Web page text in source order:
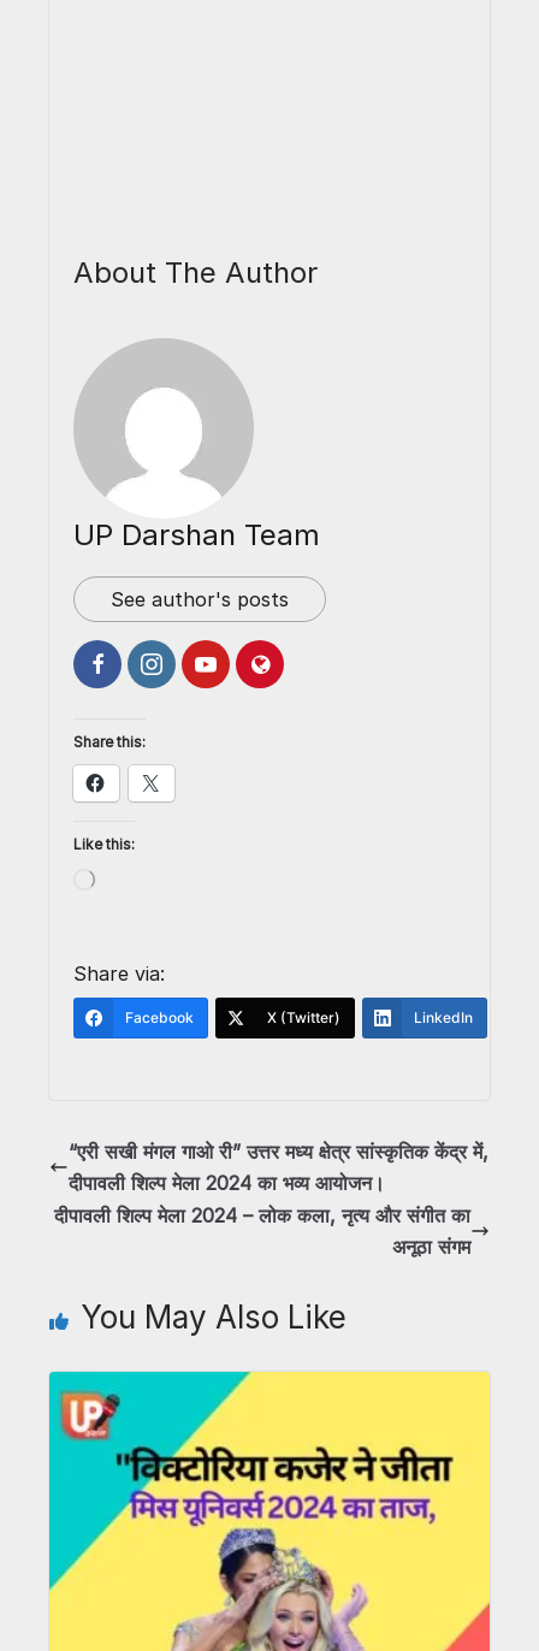
About The Author
UP Darshan Team
See author's posts
Share this:
Like this:
Share via:
Facebook X (Twitter) LinkedIn
“एरी सखी मंगल गाओ री” उत्तर मध्य क्षेत्र सांस्कृतिक केंद्र में,
दीपावली शिल्प मेला 2024 का भव्य आयोजन।
दीपावली शिल्प मेला 2024 – लोक कला, नृत्य और संगीत का
अनूठा संगम
You May Also Like